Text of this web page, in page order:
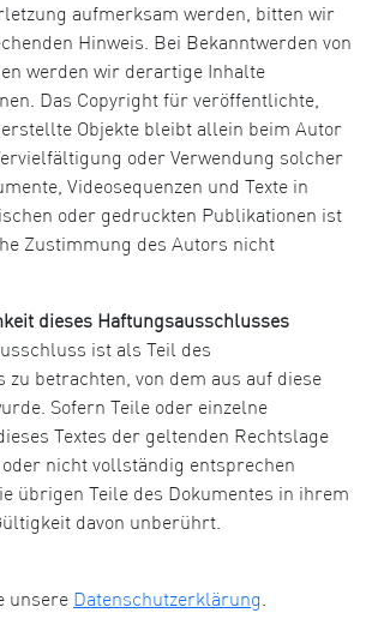
aufmerksam werden, bitten wir
Hinweis. Bei Bekanntwerden von
werden wir derartige Inhalte
Das Copyright für veröffentlichte,
Objekte bleibt allein beim Autor
oder Verwendung solcher
Videosequenzen und Texte in
oder gedruckten Publikationen ist
Zustimmung des Autors nicht
dieses Haftungsausschlusses
ist als Teil des
zu betrachten, von dem aus auf diese
Sofern Teile oder einzelne
Textes der geltenden Rechtslage
nicht vollständig entsprechen
übrigen Teile des Dokumentes in ihrem
davon unberührt.
unsere Datenschutzerklärung.